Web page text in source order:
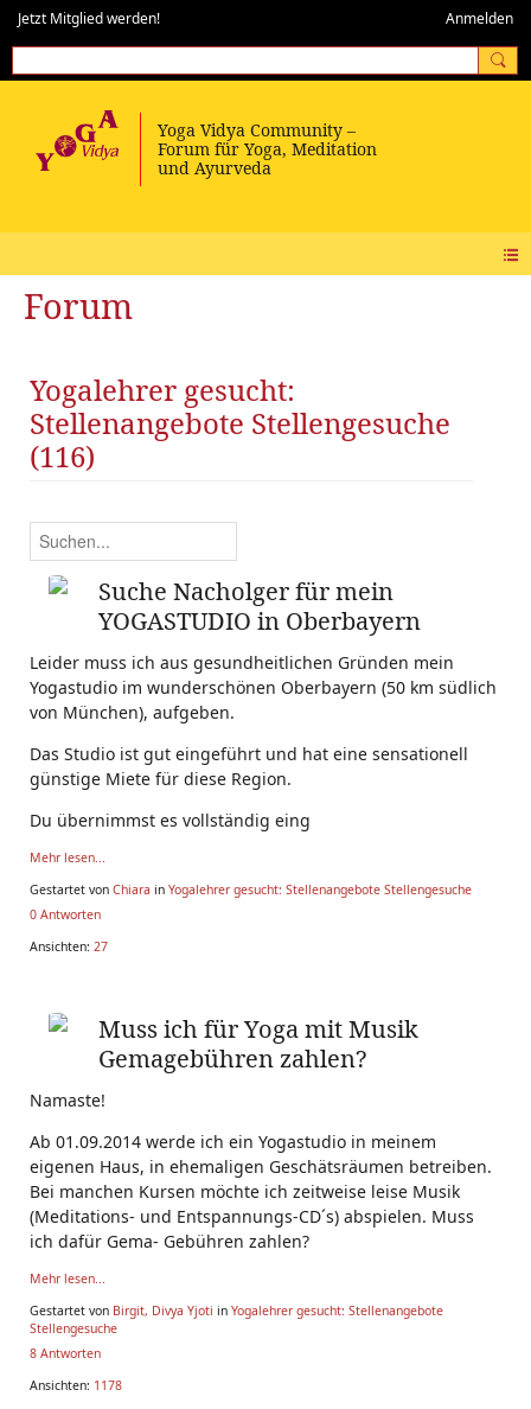
Jetzt Mitglied werden! Anmelden
Forum
Yogalehrer gesucht:
Stellenangebote Stellengesuche
(116)
Suche Nacholger für mein
YOGASTUDIO in Oberbayern
Leider muss ich aus gesundheitlichen Gründen mein
Yogastudio im wunderschönen Oberbayern (50 km südlich
von München), aufgeben.
Das Studio ist gut eingeführt und hat eine sensationell
günstige Miete für diese Region.
Du übernimmst es vollständig eing
Mehr lesen...
Gestartet von Chiara in Yogalehrer gesucht: Stellenangebote Stellengesuche
0 Antworten
Ansichten: 27
Muss ich für Yoga mit Musik
Gemagebühren zahlen?
Namaste!
Ab 01.09.2014 werde ich ein Yogastudio in meinem
eigenen Haus, in ehemaligen Geschätsräumen betreiben.
Bei manchen Kursen möchte ich zeitweise leise Musik
(Meditations- und Entspannungs-CD´s) abspielen. Muss
ich dafür Gema- Gebühren zahlen?
Mehr lesen...
Gestartet von Birgit, Divya Yjoti in Yogalehrer gesucht: Stellenangebote
Stellengesuche
8 Antworten
Ansichten: 1178